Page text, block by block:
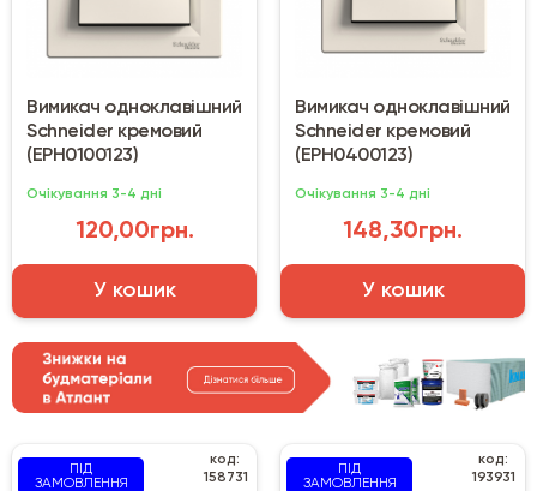
Вимикач одноклавішний
Schneider кремовий
(EPH0100123)
Очікування 3-4 дні
120,00грн.
У кошик
Вимикач одноклавішний
Schneider кремовий
(EPH0400123)
Очікування 3-4 дні
148,30грн.
У кошик
ПІД
ЗАМОВЛЕННЯ
код:
158731
ПІД
ЗАМОВЛЕННЯ
код:
193931